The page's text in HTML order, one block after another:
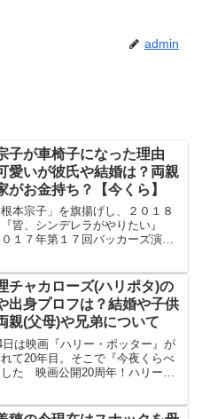
admin
子が車椅子になった理由
愛いが彼氏や結婚は？両親
がお金持ち？【今くら】
本宗子」を旗揚げし、２０１８
皆、シンデレラがやりたい』
１７年第１７回バッカーズ演劇
でWebマガジン「ほまれ」を創
います。ただ、そんな...
チャカローズ(ハリポタ)の
出身プロフは？結婚や子供
親(父母)や兄弟について
日は映画『ハリー・ポッター』が
て20年目。そこで『今夜くらべ
た 映画公開20周年！ハリー・
す！その番組に窪真理チャカロ